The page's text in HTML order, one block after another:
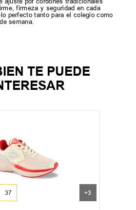
firmeza y seguridad en cada
perfecto tanto para el colegio como
semana.
TE PUEDE
37 +3